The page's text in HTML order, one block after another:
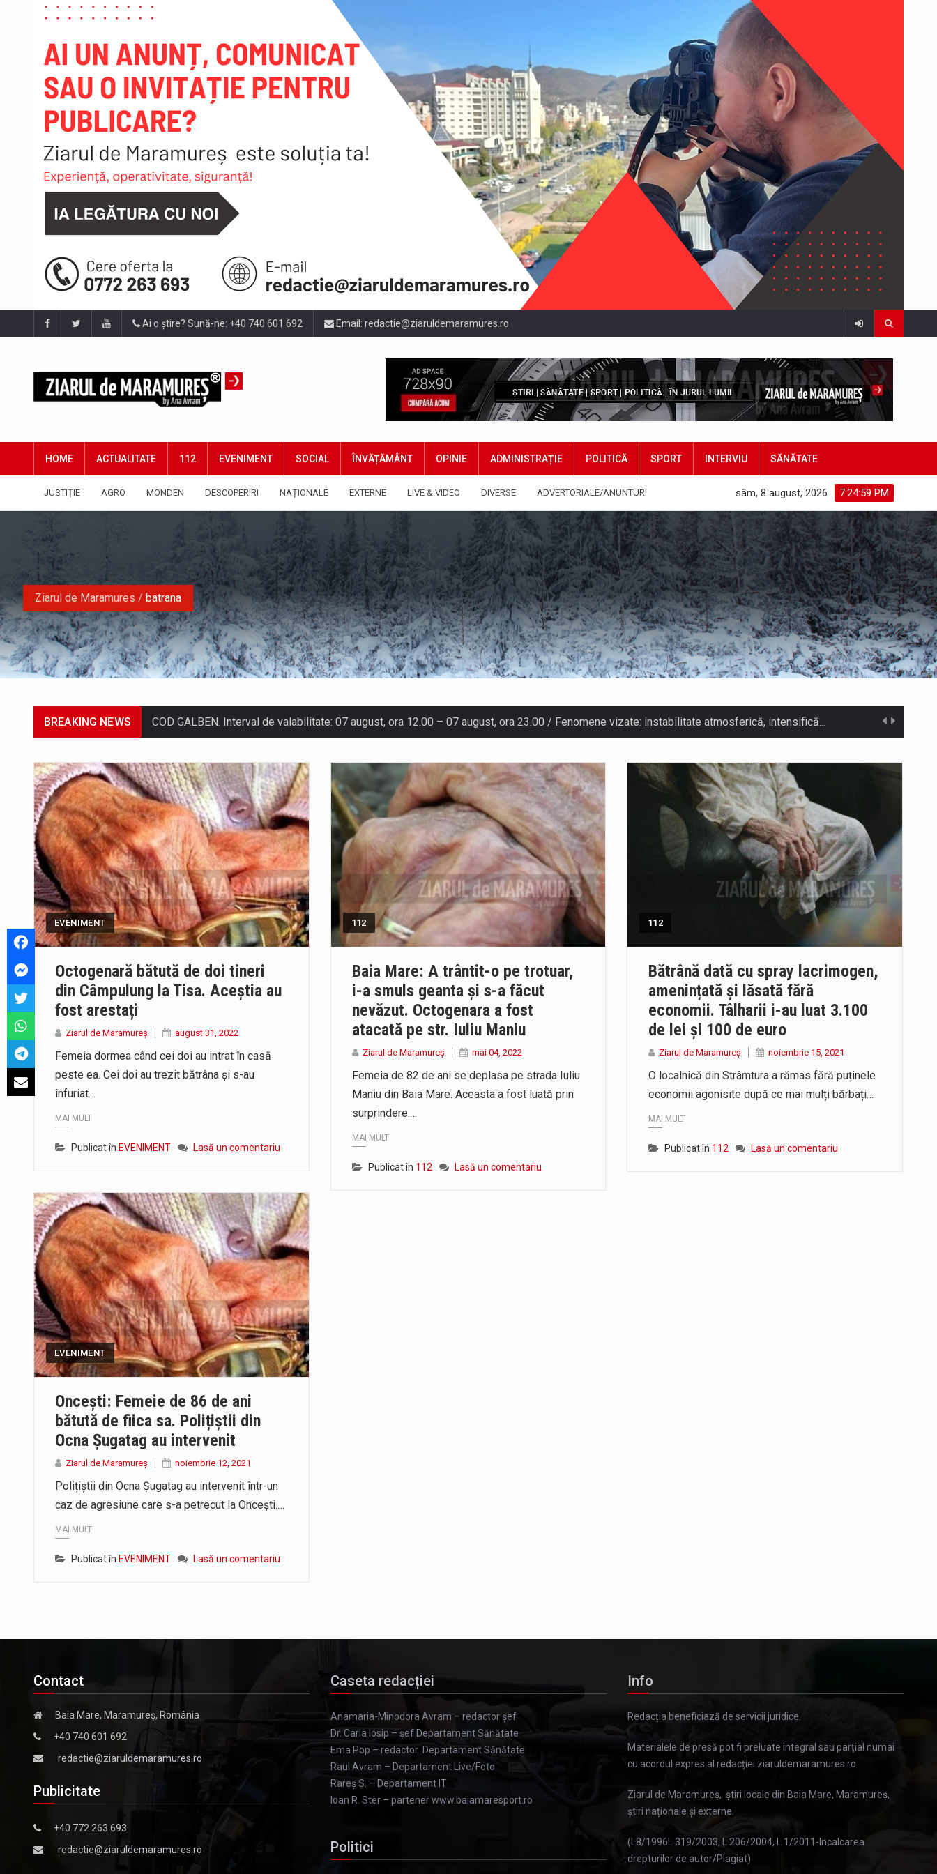
Ai o știre? Sună-ne: +40 740 601 692 Email: redactie@ziaruldemaramures.ro
HOME ACTUALITATE 112 EVENIMENT SOCIAL ÎNVĂȚĂMÂNT OPINIE ADMINISTRAȚIE POLITICĂ SPORT INTERVIU SĂNĂTATE
JUSTIȚIE AGRO MONDEN DESCOPERIRI NAȚIONALE EXTERNE LIVE & VIDEO DIVERSE ADVERTORIALE/ANUNTURI 7:25:01 PM
sâm, 8 august, 2026
Ziarul de Maramures / batrana
BREAKING NEWS
Pe scurt. Statuia lui PINTEA VITEAZU din fața Jandarmeriei Maramures a ajuns să fie zilele acestea mărul discordiei între administrații.…
Noile statii de călători, achizitionate la preț de garsonieră per bucată, dezamăgesc total cetățenii care folosesc mijloacele de transport în…
Municipiul Baia Mare, prin Serviciul Public Comunitar Local de Evidență a Persoanelor - Serviciul Evidența Persoanelor, îi informează pe cetățenii…
Tot mai multi băimăreni semnalează prezența cersetorilor de etnie romă pe raza municipiului. Orasul este la propriu impânzit de ei…
Fostul deputat si primar Cătălin Cherecheș a fost invitat la Horia Nasra Show unde a sustinut o dezbatere pe teme…
Liceul Ucrainean „Taras Șevcenko” din Sighetu Marmației, singurul liceu din România cu predare în limba ucraineană, are potențialul de a-și…
Proiectul pentru reconstrucția definitivă a podului peste râul Săsar din Baia Mare avansează într-o nouă etapă concretă. După asigurarea finanțării…
EVENIMENT
Octogenară bătută de doi tineri
din Câmpulung la Tisa. Aceștia au
fost arestați
Ziarul de Maramureș august 31, 2022
Femeia dormea când cei doi au intrat în casă
peste ea. Cei doi au trezit bătrâna și s-au
înfuriat…
MAI MULT
Publicat în EVENIMENT Lasă un comentariu
112
Baia Mare: A trântit-o pe trotuar,
i-a smuls geanta și s-a făcut
nevăzut. Octogenara a fost
atacată pe str. Iuliu Maniu
Ziarul de Maramureș mai 04, 2022
Femeia de 82 de ani se deplasa pe strada Iuliu
Maniu din Baia Mare. Aceasta a fost luată prin
surprindere.…
MAI MULT
Publicat în 112 Lasă un comentariu
112
Bătrână dată cu spray lacrimogen,
amenințată și lăsată fără
economii. Tâlharii i-au luat 3.100
de lei și 100 de euro
Ziarul de Maramureș noiembrie 15, 2021
O localnică din Strâmtura a rămas fără puținele
economii agonisite după ce mai mulți bărbați…
MAI MULT
Publicat în 112 Lasă un comentariu
EVENIMENT
Oncești: Femeie de 86 de ani
bătută de fiica sa. Polițiștii din
Ocna Șugatag au intervenit
Ziarul de Maramureș noiembrie 12, 2021
Polițiștii din Ocna Șugatag au intervenit într-un
caz de agresiune care s-a petrecut la Oncești.…
MAI MULT
Publicat în EVENIMENT Lasă un comentariu
Contact
Baia Mare, Maramureș, România
+40 740 601 692
redactie@ziaruldemaramures.ro
Publicitate
+40 772 263 693
redactie@ziaruldemaramures.ro
Caseta redacției
Anamaria-Minodora Avram – redactor șef
Dr. Carla Iosip – șef Departament Sănătate
Ema Pop – redactor Departament Sănătate
Raul Avram – Departament Live/Foto
Rareș S. – Departament IT
Ioan R. Ster – partener www.baiamaresport.ro
Politici
Info
Redacția beneficiază de servicii juridice.
Materialele de presă pot fi preluate integral sau parțial numai
cu acordul expres al redacției ziaruldemaramures.ro
Ziarul de Maramureș, știri locale din Baia Mare, Maramureș,
știri naționale și externe.
(L8/1996L 319/2003, L 206/2004, L 1/2011-Incalcarea
drepturilor de autor/Plagiat)